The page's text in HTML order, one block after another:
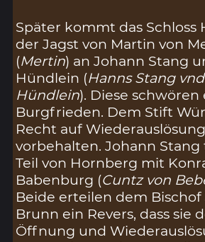
Später kommt das Schloss
der Jagst von Martin von
(Mertin) an Johann Stang
Hündlein (Hanns Stang
Hündlein). Diese
Burgfrieden. Dem Stift
Recht auf
vorbehalten. Johann
Teil von Hornberg mit
Babenburg (Cuntz von
Beide erteilen dem Bischof
Brunn ein Revers, dass sie
Öffnung und